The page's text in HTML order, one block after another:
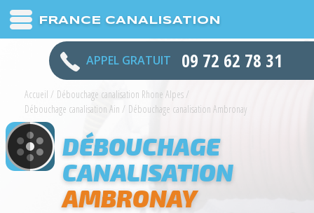
FRANCE CANALISATION
APPEL GRATUIT 09 72 62 78 31
Accueil / Débouchage canalisation Rhone Alpes/
Débouchage canalisation Ain / Débouchage canalisation Ambronay
DÉBOUCHAGE
CANALISATION
AMBRONAY